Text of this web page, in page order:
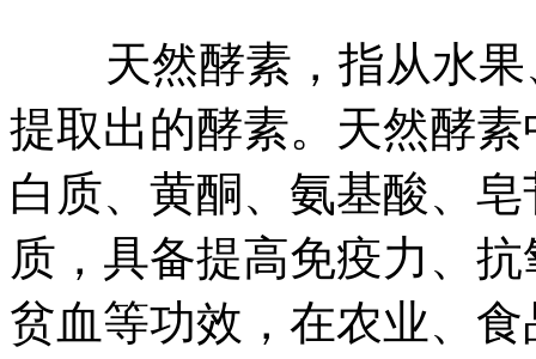
天然酵素，指从水果
提取出的酵素。天然酵
白质、黄酮、氨基酸、
质，具备提高免疫力、
贫血等功效，在农业、